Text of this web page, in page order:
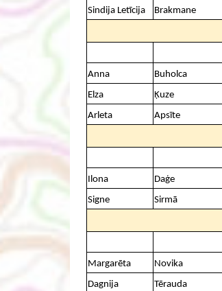
Sindija Letīcija
Brakmane
Anna
Buholca
Elza
Ķuze
Arleta
Apsīte
Ilona
Daģe
Signe
Sirmā
Margarēta
Novika
Dagnija
Tērauda